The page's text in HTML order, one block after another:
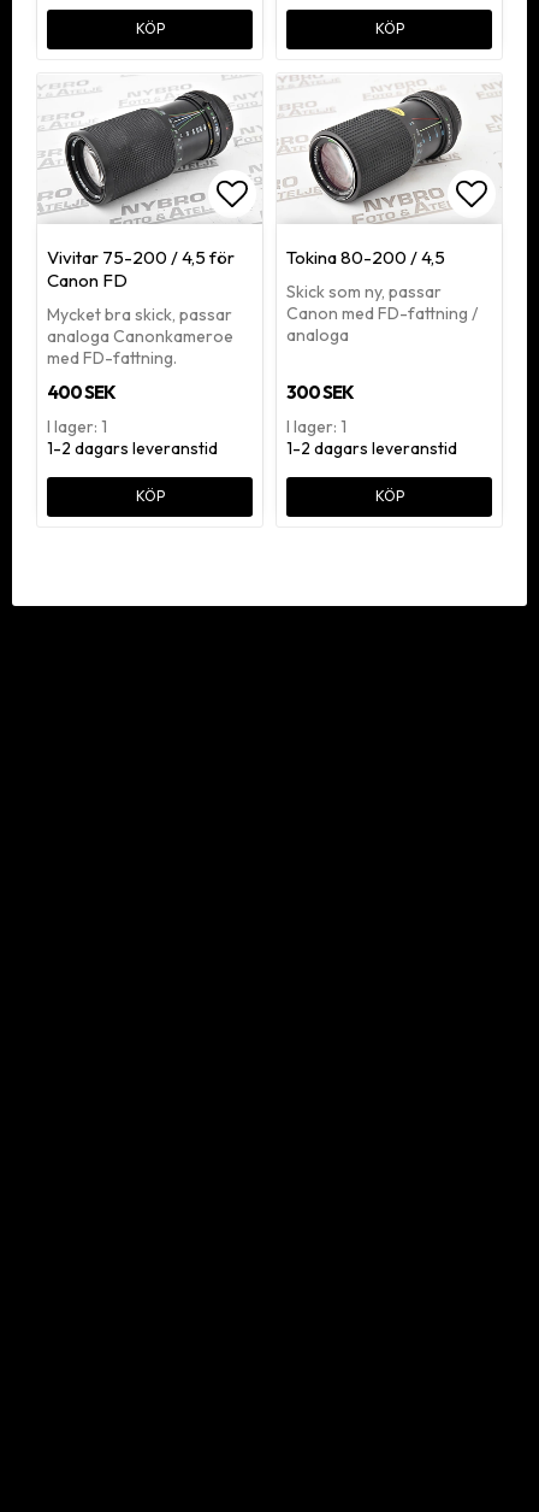
KÖP KÖP
Vivitar 75-200 / 4,5 för
Canon FD
Mycket bra skick, passar
analoga Canonkameroe
med FD-fattning.
400 SEK
I lager: 1
1-2 dagars leveranstid
KÖP
Tokina 80-200 / 4,5
Skick som ny, passar
Canon med FD-fattning /
analoga
300 SEK
I lager: 1
1-2 dagars leveranstid
KÖP